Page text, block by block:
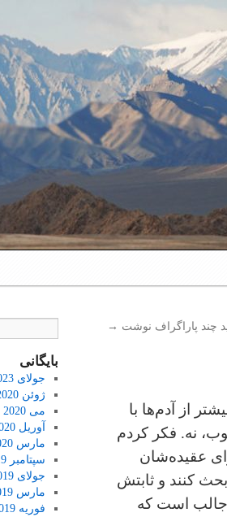
چند پاراگراف نوشت →
از آدم‌ها با
نه. فکر کردم
عقیده‌شان
کنند و ثابتش
جالب است که
بایگانی
جولای 2023
ژوئن 2020
می 2020
آوریل 2020
مارس 2020
سپتامبر 2019
جولای 2019
مارس 2019
فوریه 2019